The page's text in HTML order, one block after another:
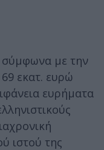
σύμφωνα με την
εκατ. ευρώ
ευρήματα
ιστού της